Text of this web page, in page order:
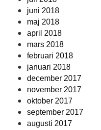
juni 2018
maj 2018
april 2018
mars 2018
februari 2018
januari 2018
december 2017
november 2017
oktober 2017
september 2017
augusti 2017